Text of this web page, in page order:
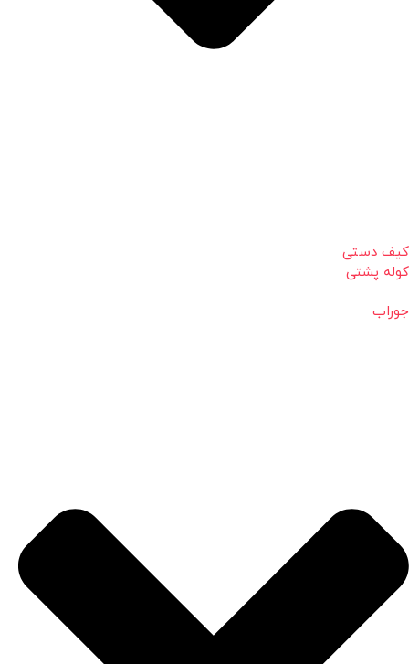
کیف دستی
کوله پشتی
جوراب